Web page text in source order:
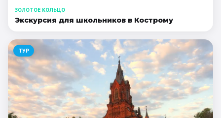
ЗОЛОТОЕ КОЛЬЦО
Экскурсия для школьников в Кострому
ТУР